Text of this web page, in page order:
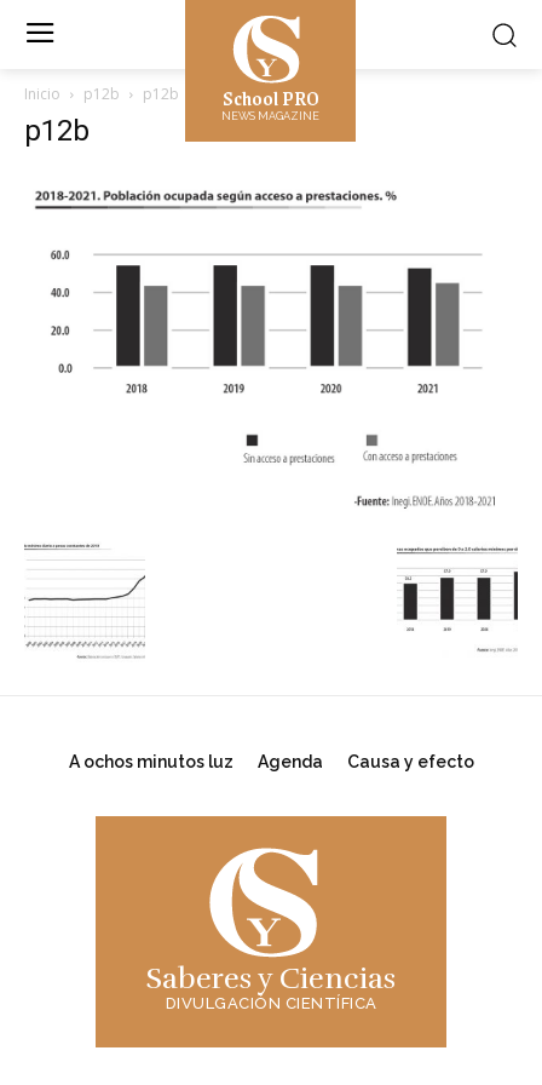
School PRO
NEWS MAGAZINE
Inicio p12b p12b
p12b
A ochos minutos luz Agenda Causa y efecto
Saberes y Ciencias
DIVULGACIÓN CIENTÍFICA